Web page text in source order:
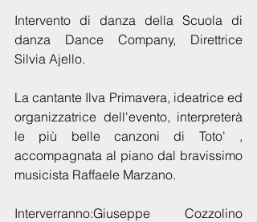
Intervento di danza della Scuola di
danza Dance Company, Direttrice
Silvia Ajello.
La cantante Ilva Primavera, ideatrice ed
organizzatrice dell'evento, interpreterà
le più belle canzoni di Toto' ,
accompagnata al piano dal bravissimo
musicista Raffaele Marzano.
Interverranno:Giuseppe Cozzolino